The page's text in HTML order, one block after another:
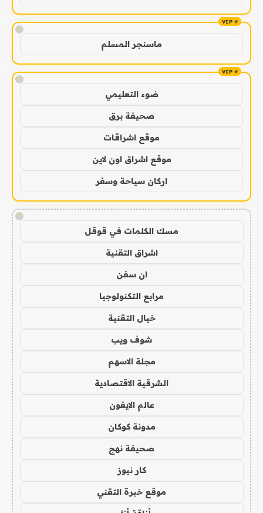
!
ماسنجر المسلم
!
ضوء التعليمي
صحيفة برق
موقع اشراقات
موقع اشراق اون لاين
اركان سياحة وسفر
!
مسك الكلمات في قوقل
اشراق التقنية
ان سفن
مرابع التكنولوجيا
خيال التقنية
شوف ويب
مجلة الاسهم
الشرقية الاقتصادية
عالم الايفون
مدونة كوكان
صحيفة نهج
كار نيوز
موقع خبرة التقني